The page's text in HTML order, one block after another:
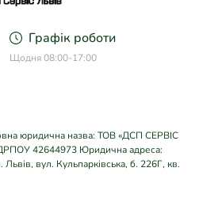
Графік роботи
Щодня 08:00-17:00
юридична назва: ТОВ «ДСП СЕРВІС
42644973 Юридична адреса:
вул. Кульпарківська, б. 226Г, кв.